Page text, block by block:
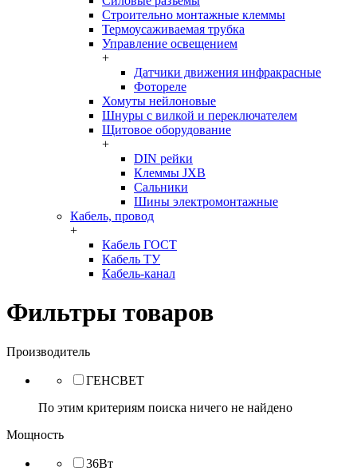
Строительно монтажные клеммы
Термоусаживаемая трубка
Управление освещением
+
Датчики движения инфракрасные
Фотореле
Хомуты нейлоновые
Шнуры с вилкой и переключателем
Щитовое оборудование
+
DIN рейки
Клеммы JXB
Сальники
Шины электромонтажные
Кабель, провод
+
Кабель ГОСТ
Кабель ТУ
Кабель-канал
Фильтры товаров
Производитель
ГЕНСВЕТ
По этим критериям поиска ничего не найдено
Мощность
36Вт